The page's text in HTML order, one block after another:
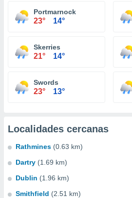
Portmarnock
23° 14°
Skerries
21° 14°
Swords
23° 13°
Localidades cercanas
Rathmines (0.63 km)
Dartry (1.69 km)
Dublin (1.96 km)
Smithfield (2.51 km)